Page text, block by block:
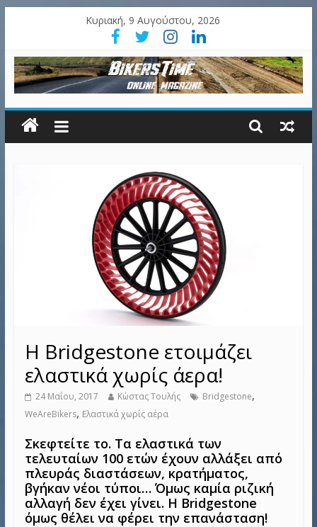
Κυριακή, 9 Αυγούστου, 2026
Η Bridgestone ετοιμάζει
ελαστικά χωρίς άερα!
24 Μαΐου, 2017 Κώστας Τουλής Bridgestone,
WeAreBikers, Ελαστικά χωρίς αέρα
Σκεφτείτε το. Τα ελαστικά των
τελευταίων 100 ετών έχουν αλλάξει από
πλευράς διαστάσεων, κρατήματος,
βγήκαν νέοι τύποι… Όμως καμία ριζική
αλλαγή δεν έχει γίνει. Η Bridgestone
όμως θέλει να φέρει την επανάσταση!